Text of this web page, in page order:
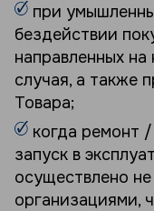
при
бездействии
направленных на
случая, а также
Товара;
когда ремонт
запуск в
осуществлено
организациями,